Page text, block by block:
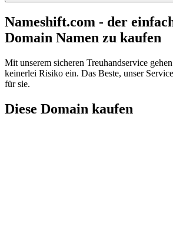
Nameshift.com - der
Domain Namen zu kaufen
Mit unserem sicheren Treuhandservice
keinerlei Risiko ein. Das Beste, unser
für sie.
Diese Domain kaufen